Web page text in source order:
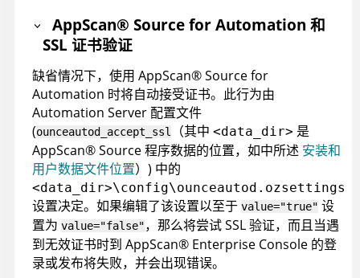
AppScan® Source for Automation 和
SSL 证书验证
缺省情况下，使用 AppScan®Source for
Automation 时将自动接受证书。此行为由
Automation Server 配置文件
(ounceautod_accept_ssl （其中 <data_dir> 是
AppScan®Source程序数据的位置，如中所述 安装和
用户数据文件位置） ) 中的
<data_dir>\config\ounceautod.ozsettings
设置决定。如果编辑了该设置以至于 value="true" 设
置为 value="false"，那么将尝试 SSL 验证，而且当遇
到无效证书时到 AppScan® Enterprise Console 的登
录或发布将失败，并会出现错误。